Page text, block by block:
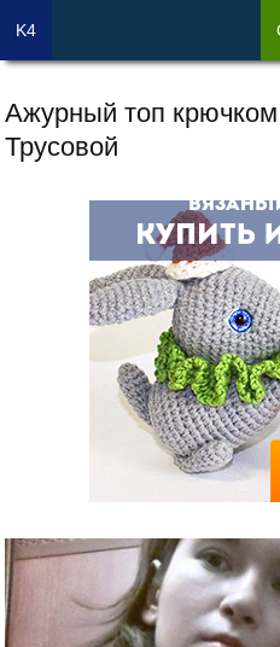
Ажурный топ
Трусовой
K4